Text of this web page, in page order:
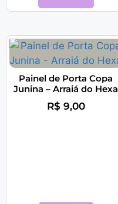
Painel de Porta Copa
Junina – Arraiá do Hexa
R$ 9,00